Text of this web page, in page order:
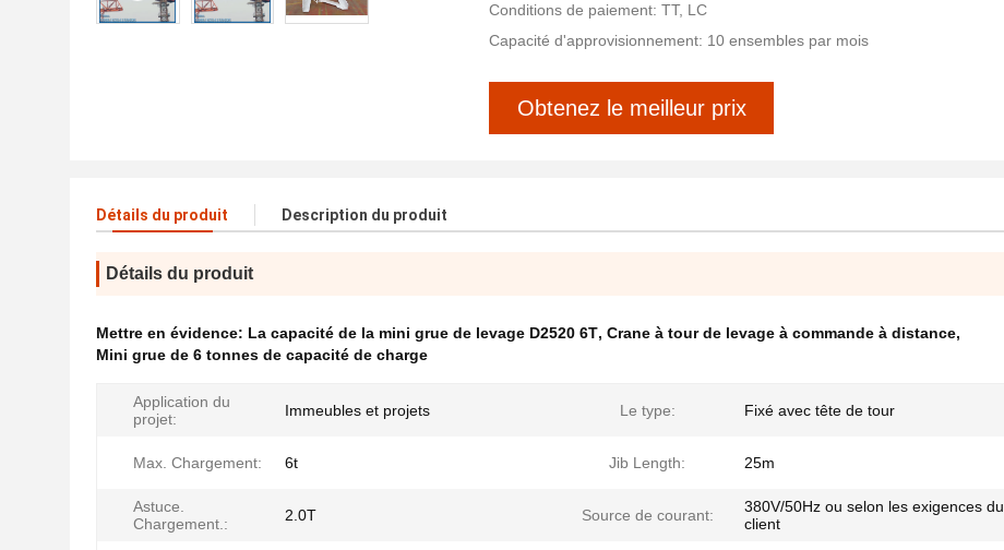
Conditions de paiement: TT, LC
Capacité d'approvisionnement: 10 ensembles par mois
Obtenez le meilleur prix
Détails du produit Description du produit
Détails du produit
Mettre en évidence: La capacité de la mini grue de levage D2520 6T, Crane à tour de levage à commande à distance,
Mini grue de 6 tonnes de capacité de charge
Application du
projet:
Immeubles et projets Le type: Fixé avec tête de tour
Max. Chargement: 6t Jib Length: 25m
Astuce.
Chargement.:
2.0T Source de courant:
380V/50Hz ou selon les exigences du
client